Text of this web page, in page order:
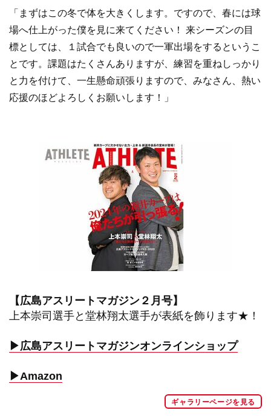
「まずはこの冬で体を大きくします。ですので、春には球
場へ仕上がった僕を見に来てください！ 来シーズンの目
標としては、１試合でも良いので一軍出場をするというこ
とです。課題はたくさんありますが、練習を重ねしっかり
と力を付けて、一生懸命頑張りますので、みなさん、熱い
応援のほどよろしくお願いします！」
【広島アスリートマガジン２月号】
上本崇司選手と堂林翔太選手が表紙を飾ります★！
▶︎広島アスリートマガジンオンラインショップ
▶︎Amazon
ギャラリーページを見る